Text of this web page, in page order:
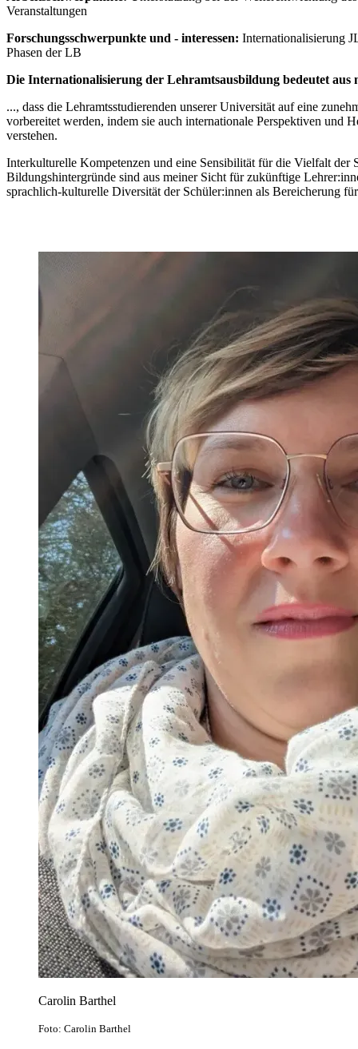
Veranstaltungen
Forschungsschwerpunkte und - interessen: Internationalisierung
Phasen der LB
Die Internationalisierung der Lehramtsausbildung bedeutet
..., dass die Lehramtsstudierenden unserer Universität auf eine
vorbereitet werden, indem sie auch internationale Perspektiven und
verstehen.
Interkulturelle Kompetenzen und eine Sensibilität für die Vielfalt der
Bildungshintergründe sind aus meiner Sicht für zukünftige
sprachlich-kulturelle Diversität der Schüler:innen als Bereicherung
Carolin Barthel
Foto: Carolin Barthel